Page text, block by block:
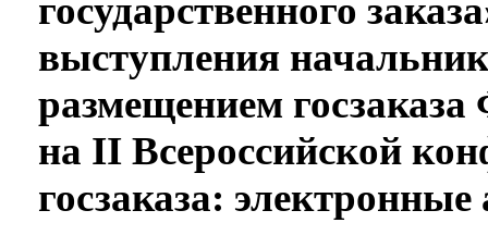
государственного
выступления
размещением
на II Всероссийской
госзаказа: